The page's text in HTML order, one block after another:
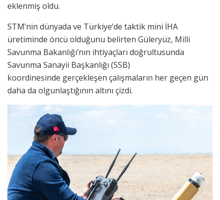
eklenmiş oldu.
STM’nin dünyada ve Türkiye’de taktik mini İHA
üretiminde öncü olduğunu belirten Güleryüz, Milli
Savunma Bakanlığı’nın ihtiyaçları doğrultusunda
Savunma Sanayii Başkanlığı (SSB)
koordinesinde gerçekleşen çalışmaların her geçen gün
daha da olgunlaştığının altını çizdi.